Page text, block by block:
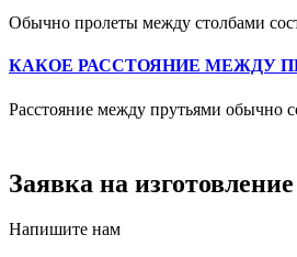
Обычно пролеты между столбами
КАКОЕ РАССТОЯНИЕ МЕЖДУ
Расстояние между прутьями обычно
Заявка на изготовление
Напишите нам